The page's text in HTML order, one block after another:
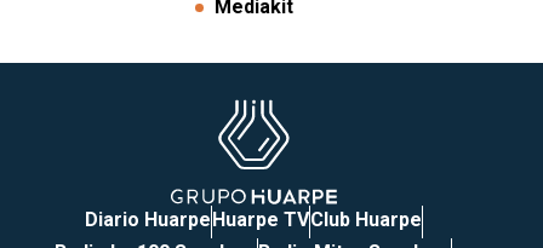
Mediakit
Diario HuarpeHuarpe TVClub Huarpe